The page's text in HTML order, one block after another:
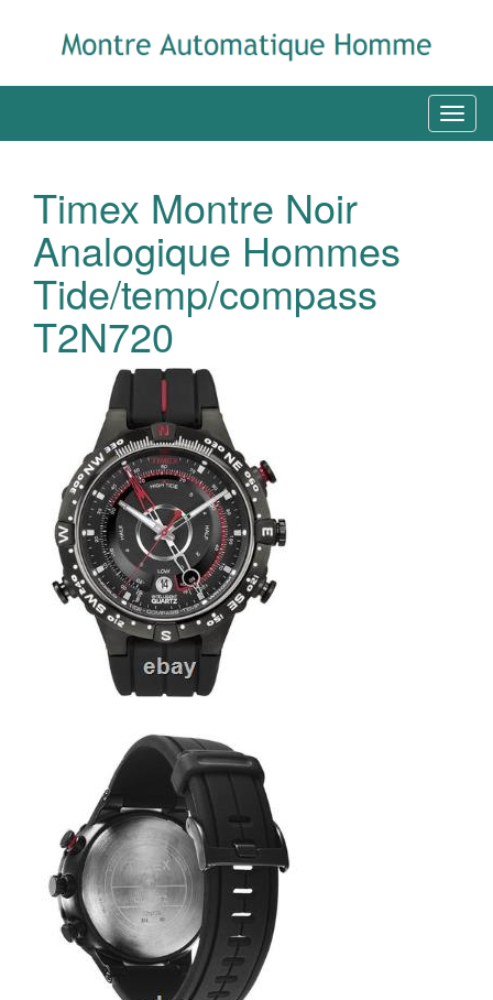
Timex Montre Noir
Analogique Hommes
Tide/temp/compass
T2N720